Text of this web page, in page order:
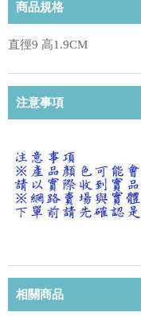
商品規格
直徑9 高1.9CM
注意事項
相關商品